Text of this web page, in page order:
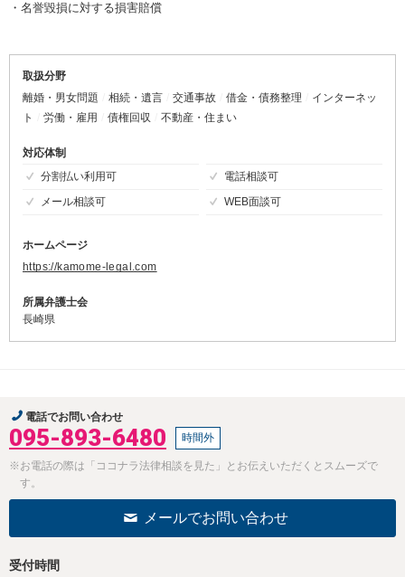
・名誉毀損に対する損害賠償
取扱分野
離婚・男女問題
相続・遺言 交通事故 借金・債務整理
インターネッ
ト
労働・雇用 債権回収 不動産・住まい
対応体制
分割払い利用可
電話相談可
メール相談可
WEB面談可
ホームページ
https://kamome-legal.com
所属弁護士会
長崎県
電話でお問い合わせ
095-893-6480 時間外
※お電話の際は「ココナラ法律相談を見た」とお伝えいただくとスムーズで
す。
メールでお問い合わせ
受付時間